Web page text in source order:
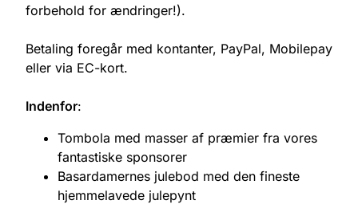
forbehold for ændringer!).
Betaling foregår med kontanter, PayPal, Mobilepay
eller via EC-kort.
Indenfor:
Tombola med masser af præmier fra vores
fantastiske sponsorer
Basardamernes julebod med den fineste
hjemmelavede julepynt